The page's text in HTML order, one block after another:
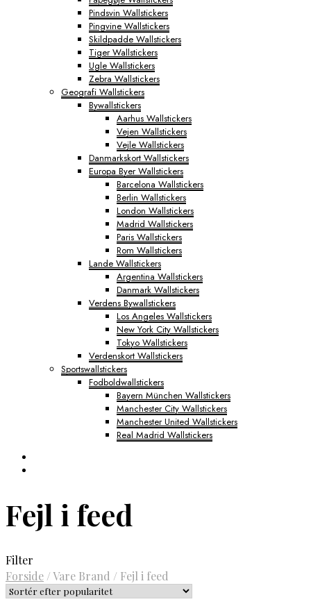
Pindsvin Wallstickers
Pingvine Wallstickers
Skildpadde Wallstickers
Tiger Wallstickers
Ugle Wallstickers
Zebra Wallstickers
Geografi Wallstickers
Bywallstickers
Aarhus Wallstickers
Vejen Wallstickers
Vejle Wallstickers
Danmarkskort Wallstickers
Europa Byer Wallstickers
Barcelona Wallstickers
Berlin Wallstickers
London Wallstickers
Madrid Wallstickers
Paris Wallstickers
Rom Wallstickers
Lande Wallstickers
Argentina Wallstickers
Danmark Wallstickers
Verdens Bywallstickers
Los Angeles Wallstickers
New York City Wallstickers
Tokyo Wallstickers
Verdenskort Wallstickers
Sportswallstickers
Fodboldwallstickers
Bayern München Wallstickers
Manchester City Wallstickers
Manchester United Wallstickers
Real Madrid Wallstickers
Fejl i feed
Filter
Forside /Vare Brand / Fejl i feed